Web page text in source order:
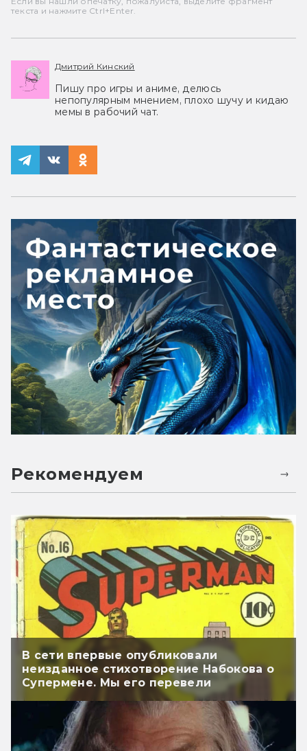
текста и нажмите Ctrl+Enter.
Дмитрий Кинский
Пишу про игры и аниме, делюсь
непопулярным мнением, плохо шучу и кидаю
мемы в рабочий чат.
Рекомендуем
В сети впервые опубликовали
неизданное стихотворение Набокова о
Супермене. Мы его перевели